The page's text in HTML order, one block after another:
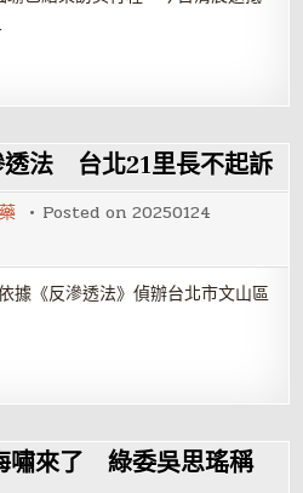
透法 台北21里長不起訴
Posted on20250124
據《反滲透法》偵辦台北市文山區
嘯來了 綠委吳思瑤稱